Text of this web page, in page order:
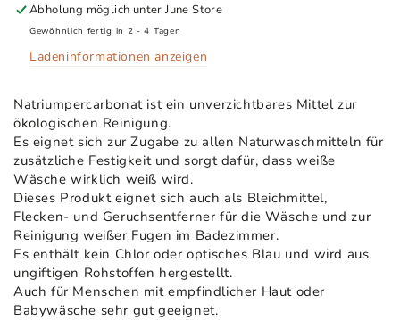
Abholung möglich unterJune Store
Gewöhnlich fertig in 2 - 4 Tagen
Ladeninformationen anzeigen
Natriumpercarbonat ist ein unverzichtbares Mittel zur
ökologischen Reinigung.
Es eignet sich zur Zugabe zu allen Naturwaschmitteln für
zusätzliche Festigkeit und sorgt dafür, dass weiße
Wäsche wirklich weiß wird.
Dieses Produkt eignet sich auch als Bleichmittel,
Flecken- und Geruchsentferner für die Wäsche und zur
Reinigung weißer Fugen im Badezimmer.
Es enthält kein Chlor oder optisches Blau und wird aus
ungiftigen Rohstoffen hergestellt.
Auch für Menschen mit empfindlicher Haut oder
Babywäsche sehr gut geeignet.